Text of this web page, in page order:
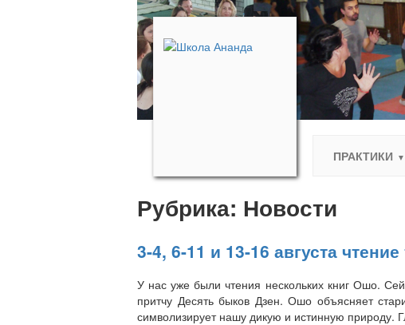
ПРАКТИКИ
Рубрика: Новости
3-4, 6-11 и 13-16 августа
У нас уже были чтения нескольких книг Ошо.
притчу Десять быков Дзен. Ошо объясняет
символизирует нашу дикую и истинную природу.